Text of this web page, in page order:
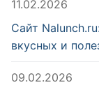
11.02.2026
Сайт
вкусных и
09.02.2026